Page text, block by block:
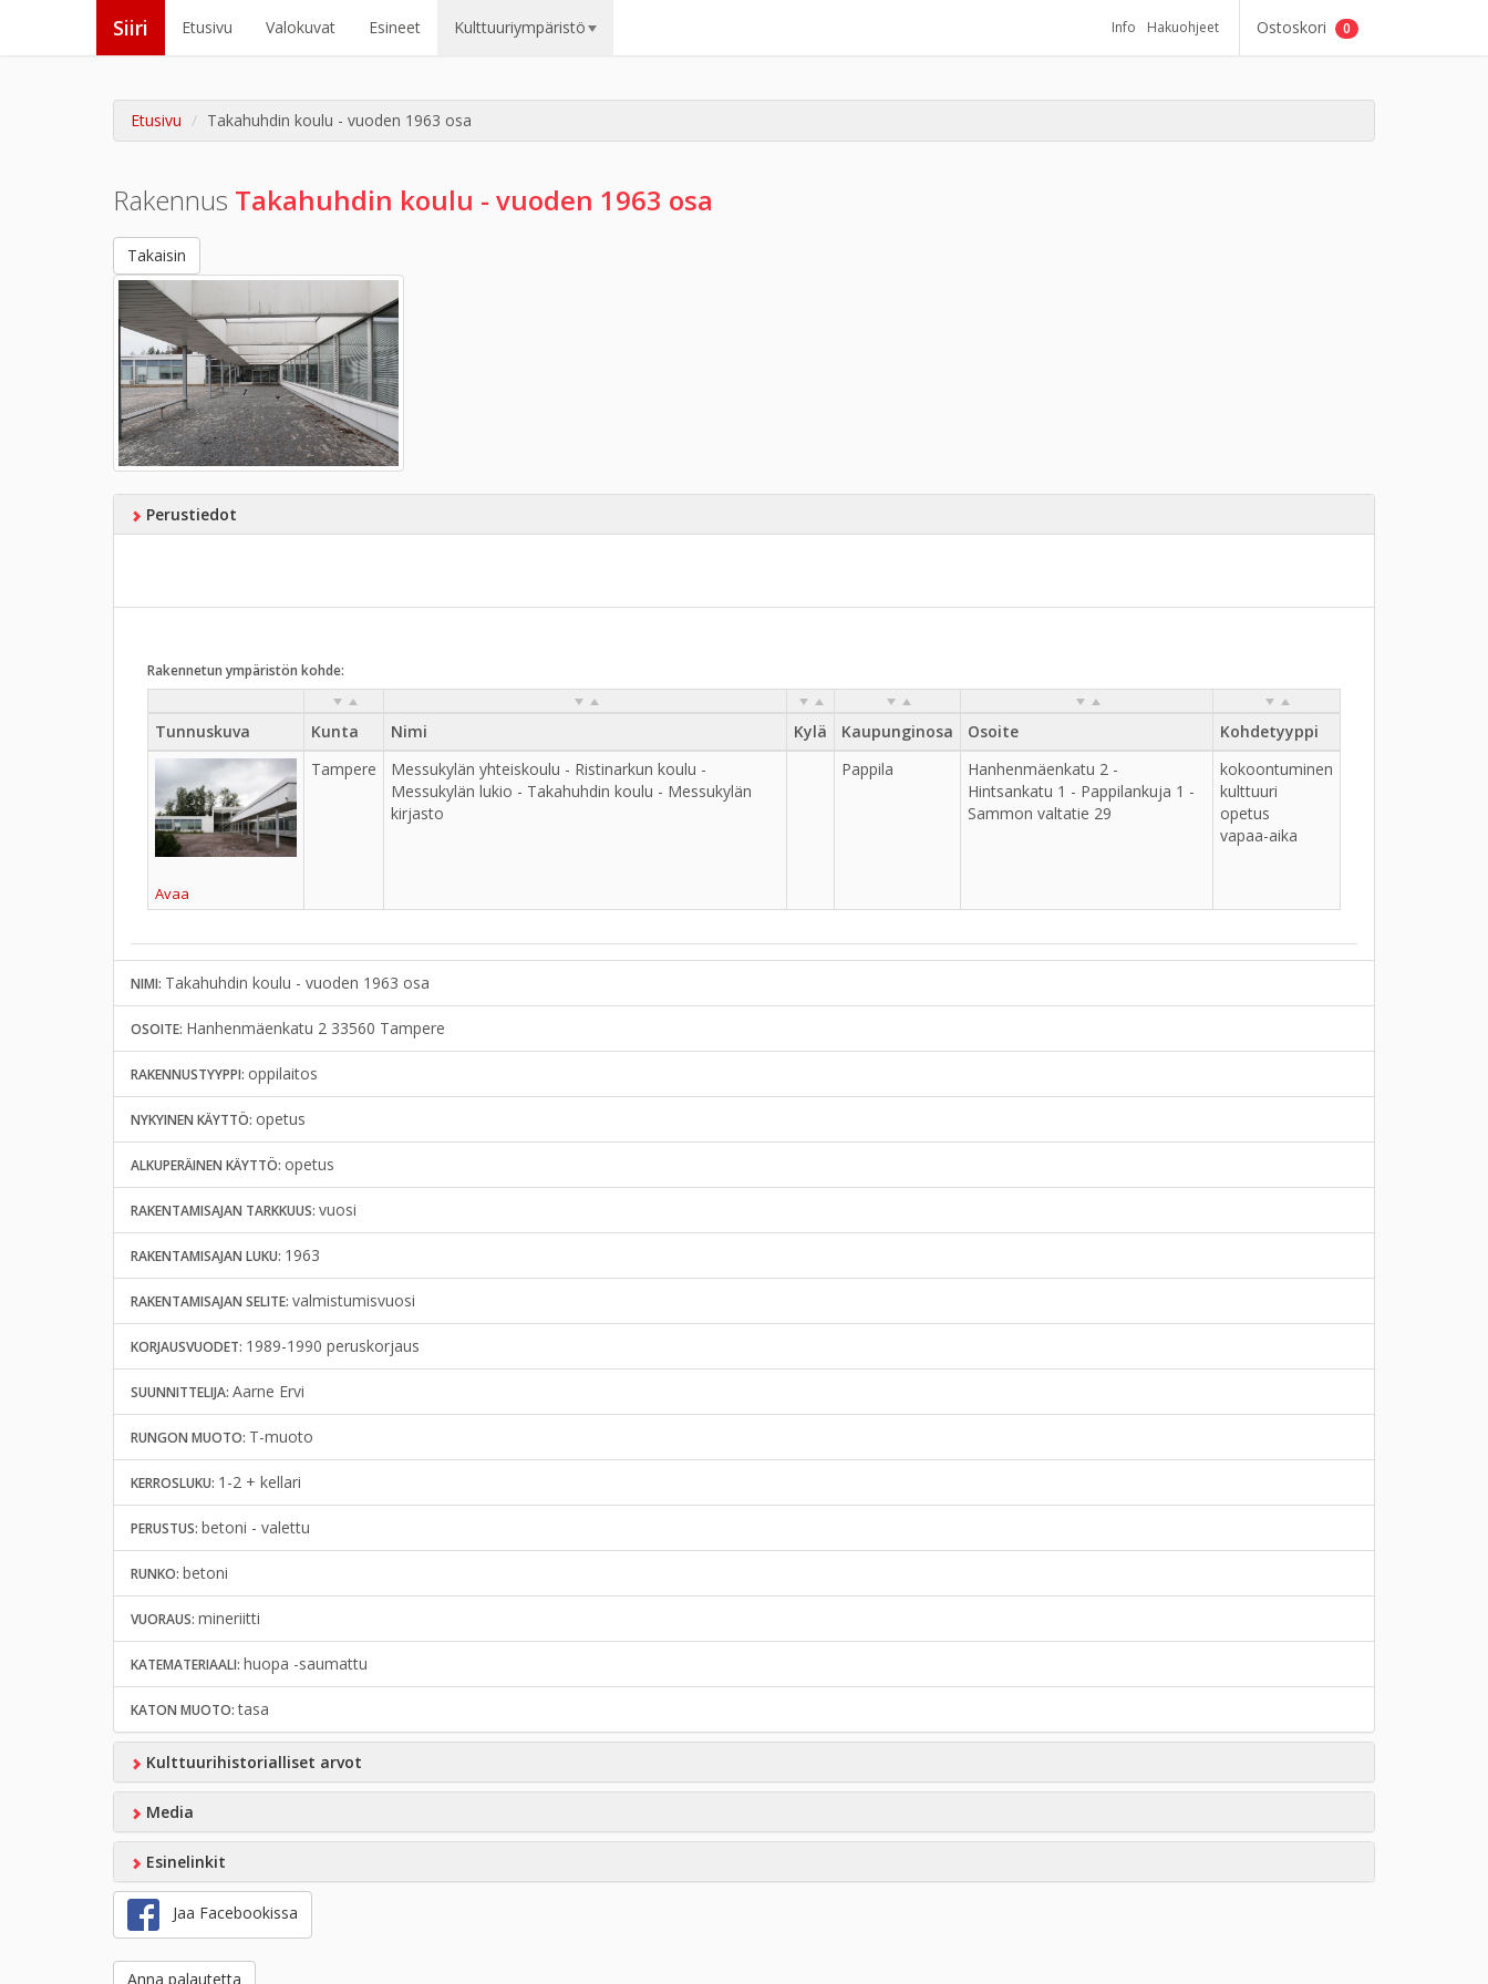
Siiri Etusivu Valokuvat Esineet Kulttuuriympäristö Info Hakuohjeet Ostoskori 0
Etusivu Takahuhdin koulu - vuoden 1963 osa
Rakennus Takahuhdin koulu - vuoden 1963 osa
Takaisin
Perustiedot
Rakennetun ympäristön kohde:
Tunnuskuva Kunta Nimi Kylä Kaupunginosa Osoite Kohdetyyppi
Avaa
Tampere
Messukylän yhteiskoulu - Ristinarkun koulu -
Messukylän lukio - Takahuhdin koulu - Messukylän
kirjasto
Pappila
Hanhenmäenkatu 2 -
Hintsankatu 1 - Pappilankuja 1 -
Sammon valtatie 29
kokoontuminen
kulttuuri
opetus
vapaa-aika
NIMI: Takahuhdin koulu - vuoden 1963 osa
OSOITE: Hanhenmäenkatu 2 33560 Tampere
RAKENNUSTYYPPI: oppilaitos
NYKYINEN KÄYTTÖ: opetus
ALKUPERÄINEN KÄYTTÖ: opetus
RAKENTAMISAJAN TARKKUUS: vuosi
RAKENTAMISAJAN LUKU: 1963
RAKENTAMISAJAN SELITE: valmistumisvuosi
KORJAUSVUODET: 1989-1990 peruskorjaus
SUUNNITTELIJA: Aarne Ervi
RUNGON MUOTO: T-muoto
KERROSLUKU: 1-2 + kellari
PERUSTUS: betoni - valettu
RUNKO: betoni
VUORAUS: mineriitti
KATEMATERIAALI: huopa -saumattu
KATON MUOTO:tasa
Kulttuurihistorialliset arvot
Media
Esinelinkit
Jaa Facebookissa
Anna palautetta